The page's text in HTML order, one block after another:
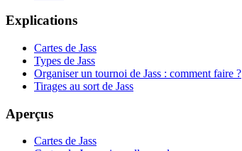
Explications
Cartes de Jass
Types de Jass
Organiser un tournoi de Jass : comment faire ?
Tirages au sort de Jass
Aperçus
Cartes de Jass